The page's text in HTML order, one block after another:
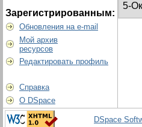
Зарегистрированным:
Обновления на e-mail
Мой архив
ресурсов
Редактировать профиль
Справка
О DSpace
5-
DSpace